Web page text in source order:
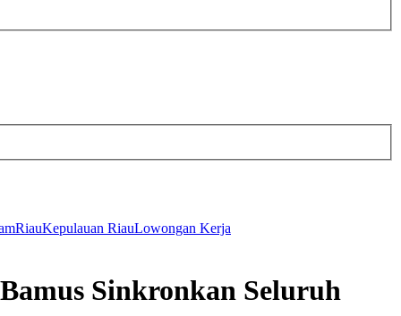
RiauKepulauan RiauLowongan Kerja
Sinkronkan Seluruh